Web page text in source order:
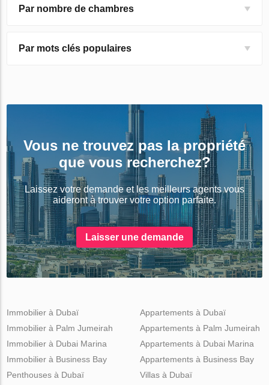
Par nombre de chambres
Par mots clés populaires
Vous ne trouvez pas la propriété
que vous recherchez?
Laissez votre demande et les meilleurs agents vous
aideront à trouver votre option parfaite.
Laisser une demande
Immobilier à Dubaï
Immobilier à Palm Jumeirah
Immobilier à Dubai Marina
Immobilier à Business Bay
Appartements à Dubaï
Appartements à Palm Jumeirah
Appartements à Dubai Marina
Appartements à Business Bay
Penthouses à Dubaï
Villas à Dubaï